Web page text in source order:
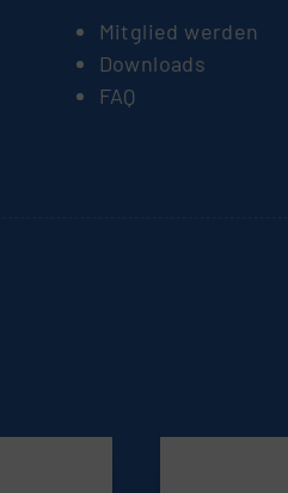
Mitglied werden
Downloads
FAQ